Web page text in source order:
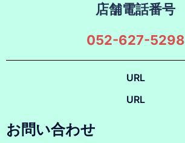
店舗電話番号
052-627-5298
URL
URL
お問い合わせ